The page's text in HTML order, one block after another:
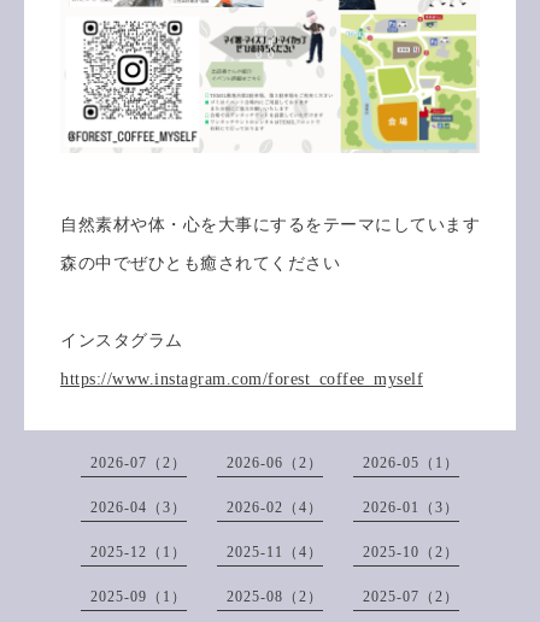
自然素材や体・心を大事にするをテーマにしています
森の中でぜひとも癒されてください
インスタグラム
https://www.instagram.com/forest_coffee_myself
2026-07（2） 2026-06（2） 2026-05（1）
2026-04（3） 2026-02（4） 2026-01（3）
2025-12（1） 2025-11（4） 2025-10（2）
2025-09（1） 2025-08（2） 2025-07（2）